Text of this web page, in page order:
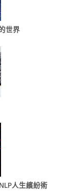
世界
人生繽紛術